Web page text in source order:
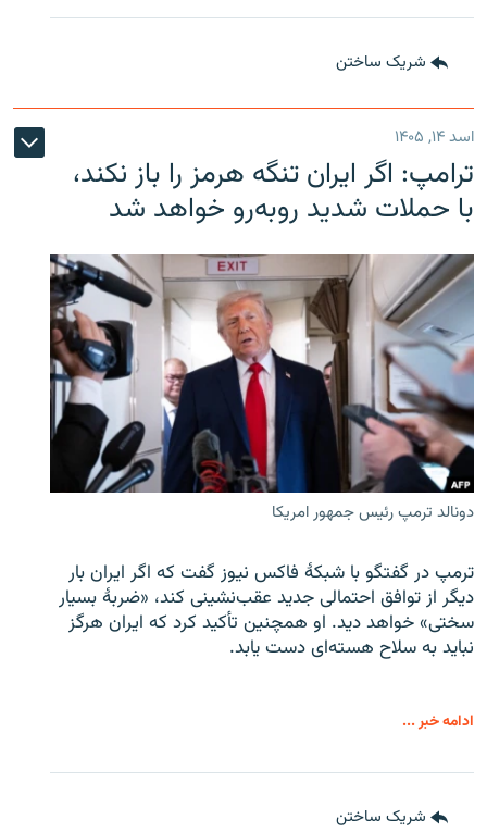
شریک ساختن
اسد ۱۴, ۱۴۰۵
ترامپ: اگر ایران تنگه هرمز را باز نکند،
با حملات شدید روبه‌رو خواهد شد
دونالد ترمپ رئیس جمهور امریکا
ترمپ در گفتگو با شبکهٔ فاکس نیوز گفت که اگر ایران بار
دیگر از توافق احتمالی جدید عقب‌نشینی کند، «ضربهٔ بسیار
سختی» خواهد دید. او همچنین تأکید کرد که ایران هرگز
نباید به سلاح هسته‌ای دست یابد.
ادامه خبر ...
شریک ساختن